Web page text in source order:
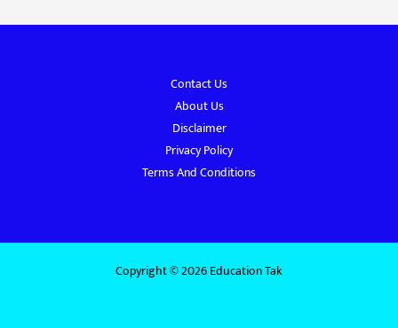
Contact Us
About Us
Disclaimer
Privacy Policy
Terms And Conditions
Copyright © 2026 Education Tak